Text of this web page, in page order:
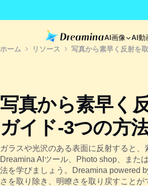
AI画像 AI動
ホーム
リソース 写真から素早く反射を
写真から素早く
ガイド-3つの方
ガラスや光沢のある表面に反射すると、
Dreamina AIツール、Photo shop、また
法を学びましょう。Dreamina powered
さを取り除き、明瞭さを取り戻すことが